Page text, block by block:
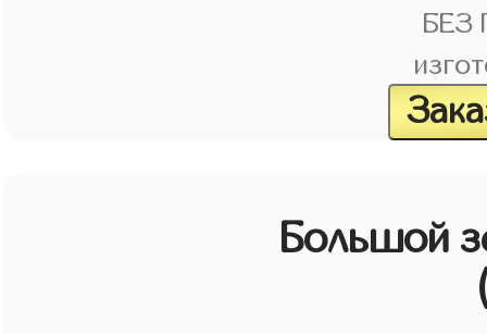
БЕЗ
Большой